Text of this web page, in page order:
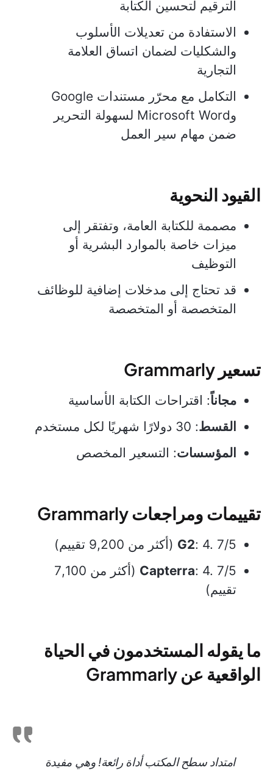
الترقيم لتحسين الكتابة
الاستفادة من تعديلات الأسلوب
والشكليات لضمان اتساق العلامة
التجارية
التكامل مع محرّر مستندات Google
وMicrosoft Word لسهولة التحرير
ضمن مهام سير العمل
القيود النحوية
مصممة للكتابة العامة، وتفتقر إلى
ميزات خاصة بالموارد البشرية أو
التوظيف
قد تحتاج إلى مدخلات إضافية للوظائف
المتخصصة أو المتخصصة
تسعير Grammarly
مجاناً: اقتراحات الكتابة الأساسية
القسط: 30 دولارًا شهريًا لكل مستخدم
المؤسسات: التسعير المخصص
تقييمات ومراجعات Grammarly
G2: 4. 7/5 (أكثر من 9,200 تقييم)
Capterra
: 4. 7/5 (أكثر من 7,100
تقييم)
ما يقوله المستخدمون في الحياة
الواقعية عن Grammarly
امتداد سطح المكتب أداة رائعة! وهي مفيدة